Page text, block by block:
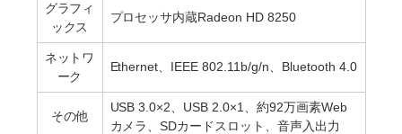
グラフィ
ックス
プロセッサ内蔵Radeon HD 8250
ネットワ
ーク
Ethernet、IEEE 802.11b/g/n、Bluetooth 4.0
その他
USB 3.0×2、USB 2.0×1、約92万画素Web
カメラ、SDカードスロット、音声入出力